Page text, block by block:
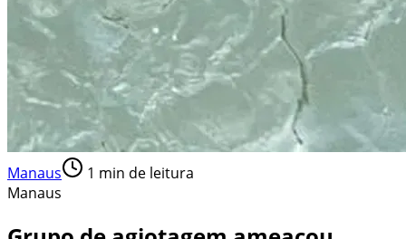
Manaus 1 min de leitura
Manaus